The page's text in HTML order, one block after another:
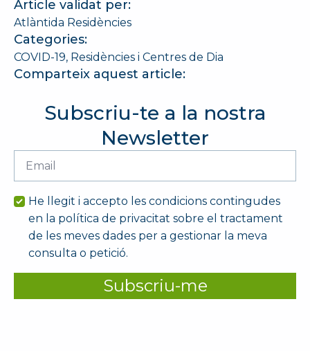
Article validat per:
Atlàntida Residències
Categories:
COVID-19 Residències i Centres de Dia
Comparteix aquest article:
Subscriu-te a la nostra
Newsletter
Email
He llegit i accepto les condicions contingudes
en la política de privacitat sobre el tractament
de les meves dades per a gestionar la meva
consulta o petició.
Subscriu-me